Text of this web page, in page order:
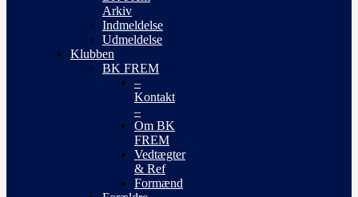
Arkiv
Indmeldelse
Udmeldelse
Klubben
BK FREM
–
Kontakt
–
Om BK
FREM
Vedtægter
& Ref
Formænd